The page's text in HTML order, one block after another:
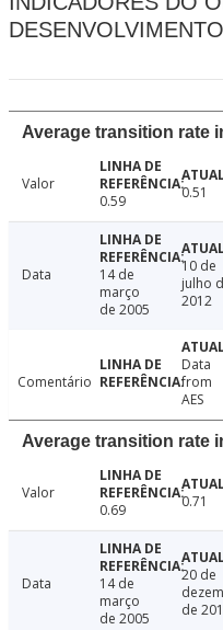
Average transition rate
Valor
0.59
0.51
Data
14 de
março
de 2005
10 de
julho
2012
Comentário
Data
from
AES
Average transition rate
Valor
0.69
0.71
Data
14 de
março
de 2005
20 de
de